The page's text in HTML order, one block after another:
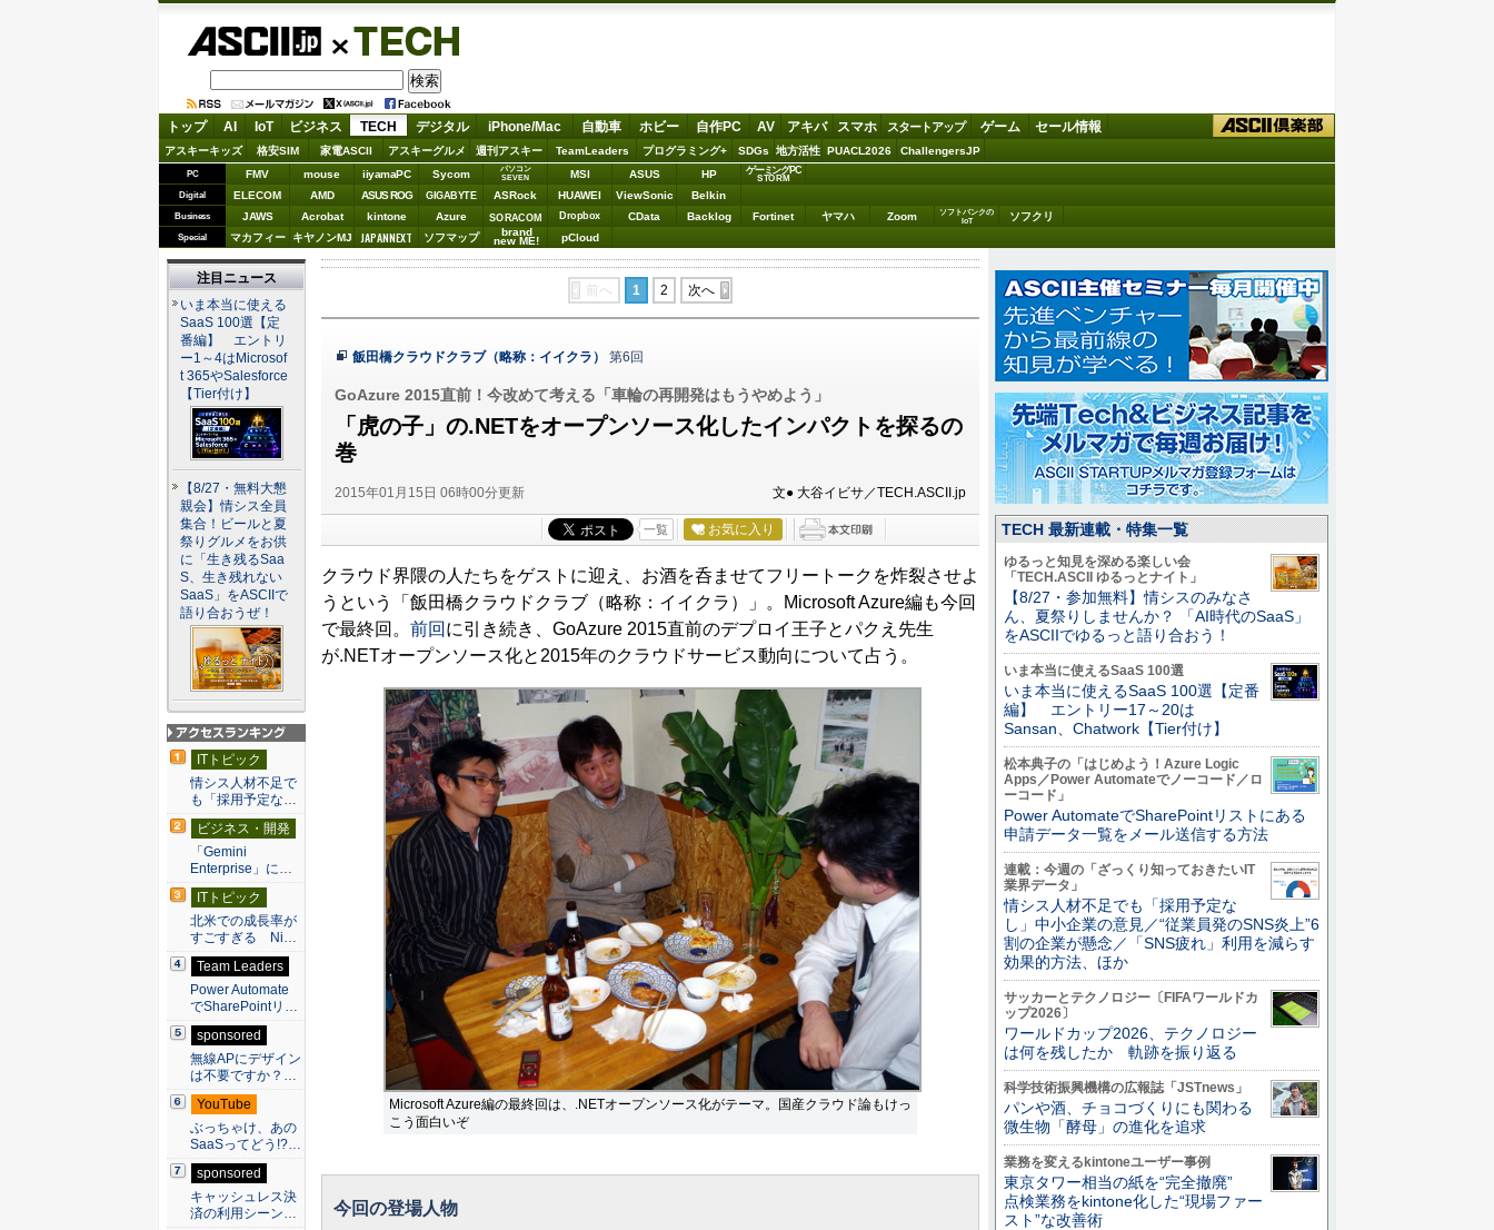
TECH
トップ AI IoT ビジネス TECH デジタル iPhone/Mac 自動車 ホビー 自作PC AV アキバ スマホ スタートアップ ゲーム セール情報
アスキーキッズ 格安SIM 家電ASCII アスキーグルメ 週刊アスキー TeamLeaders プログラミング+ SDGs 地方活性 PUACL2026 ChallengersJP
PC FMV mouse iiyamaPC Sycom
パソコン
SEVEN
MSI ASUS HP ゲーミングPC
STORM
Digital ELECOM AMD ASUS ROG GIGABYTE ASRock HUAWEI ViewSonic Belkin
Business JAWS Acrobat kintone Azure SORACOM Dropbox CData Backlog Fortinet ヤマハ Zoom
ソフトバンクの
IoT
ソフクリ
Special マカフィー キヤノンMJ JAPANNEXT ソフマップ brand
new ME! pCloud
前へ 1 2 次へ
飯田橋クラウドクラブ（略称：イイクラ） 第6回
GoAzure 2015直前！今改めて考える「車輪の再開発はもうやめよう」
「虎の子」の.NETをオープンソース化したインパクトを探るの
巻
2015年01月15日 06時00分更新 文● 大谷イビサ／TECH.ASCII.jp
一覧 お気に入り
クラウド界隈の人たちをゲストに迎え、お酒を呑ませてフリートークを炸裂させよ
うという「飯田橋クラウドクラブ（略称：イイクラ）」。Microsoft Azure編も今回
で最終回。 前回 に引き続き、GoAzure 2015直前のデプロイ王子とパクえ先生
が.NETオープンソース化と2015年のクラウドサービス動向について占う。
Microsoft Azure編の最終回は、.NETオープンソース化がテーマ。国産クラウド論もけっ
こう面白いぞ
今回の登場人物
注目ニュース
いま本当に使える
SaaS 100選【定
番編】 エントリ
ー1～4はMicrosof
t 365やSalesforce
【Tier付け】
【8/27・無料大懇
親会】情シス全員
集合！ビールと夏
祭りグルメをお供
に「生き残るSaa
S、生き残れない
SaaS」をASCIIで
語り合おうぜ！
アクセスランキン
グ
ITトピック
情シス人材不足で
も「採用予定な…
ビジネス・開発
「Gemini
Enterprise」に…
ITトピック
北米での成長率が
すごすぎる Ni…
Team Leaders
Power Automate
でSharePointリ…
sponsored
無線APにデザイン
は不要ですか？…
YouTube
ぶっちゃけ、あの
SaaSってどう!?…
sponsored
キャッシュレス決
済の利用シーン…
TECH 最新連載・特集一覧
ゆるっと知見を深める楽しい会
「TECH.ASCII ゆるっとナイト」
【8/27・参加無料】情シスのみなさ
ん、夏祭りしませんか？ 「AI時代のSaaS」
をASCIIでゆるっと語り合おう！
いま本当に使えるSaaS 100選
いま本当に使えるSaaS 100選【定番
編】 エントリー17～20は
Sansan、Chatwork【Tier付け】
松本典子の「はじめよう！Azure Logic
Apps／Power Automateでノーコード／ロ
ーコード」
Power AutomateでSharePointリストにある
申請データ一覧をメール送信する方法
連載：今週の「ざっくり知っておきたいIT
業界データ」
情シス人材不足でも「採用予定な
し」中小企業の意見／“従業員発のSNS炎上”6
割の企業が懸念／「SNS疲れ」利用を減らす
効果的方法、ほか
サッカーとテクノロジー〔FIFAワールドカ
ップ2026〕
ワールドカップ2026、テクノロジー
は何を残したか 軌跡を振り返る
科学技術振興機構の広報誌「JSTnews」
パンや酒、チョコづくりにも関わる
微生物「酵母」の進化を追求
業務を変えるkintoneユーザー事例
東京タワー相当の紙を“完全撤廃”
点検業務をkintone化した“現場ファー
スト”な改善術